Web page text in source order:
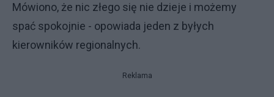
Mówiono, że nic złego się nie dzieje i możemy
spać spokojnie - opowiada jeden z byłych
kierowników regionalnych.
Reklama